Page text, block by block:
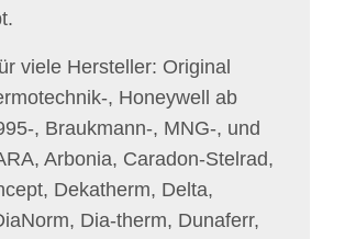
viele Hersteller: Original
, Honeywell ab
, Braukmann-, MNG-, und
Arbonia, Caradon-Stelrad,
Dekatherm, Delta,
Dia-therm, Dunaferr,